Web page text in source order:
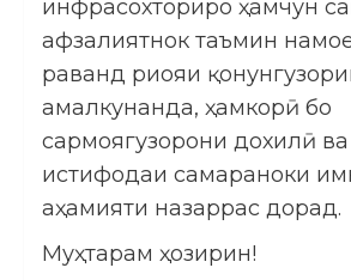
инфрасохториро ҳамчун
афзалиятнок таъмин
раванд риояи
амалкунанда, ҳамкорӣ бо
сармоягузорони дохилӣ
истифодаи самараноки
аҳамияти назаррас дорад.
Муҳтарам ҳозирин!